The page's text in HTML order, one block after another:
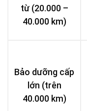
từ (20.000 –
40.000 km)
Bảo dưỡng cấp
lớn (trên
40.000 km)